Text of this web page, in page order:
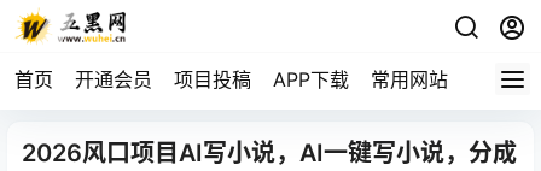
首页 开通会员 项目投稿 APP下载 常用网站
2026风口项目AI写小说，AI一键写小说，分成